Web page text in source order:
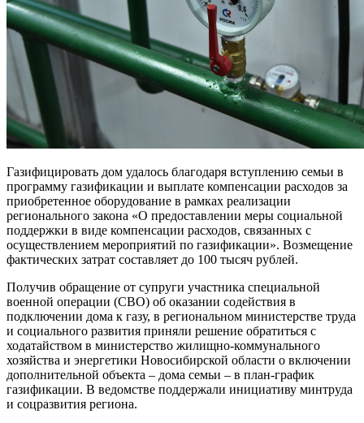
Газифицировать дом удалось благодаря вступлению семьи в
программу газификации и выплате компенсации расходов за
приобретенное оборудование в рамках реализации
регионального закона «О предоставлении меры социальной
поддержки в виде компенсации расходов, связанных с
осуществлением мероприятий по газификации». Возмещение
фактических затрат составляет до 100 тысяч рублей.
Получив обращение от супруги участника специальной
военной операции (СВО) об оказании содействия в
подключении дома к газу, в региональном министерстве труда
и социального развития приняли решение обратиться с
ходатайством в министерство жилищно-коммунального
хозяйства и энергетики Новосибирской области о включении
дополнительной объекта – дома семьи – в план-график
газификации. В ведомстве поддержали инициативу минтруда
и соцразвития региона.